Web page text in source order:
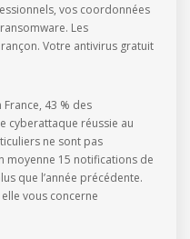
vos coordonnées
Les
Votre antivirus gratuit
France, 43 % des
cyberattaque réussie au
ne sont pas
moyenne 15 notifications de
que l’année précédente.
vous concerne